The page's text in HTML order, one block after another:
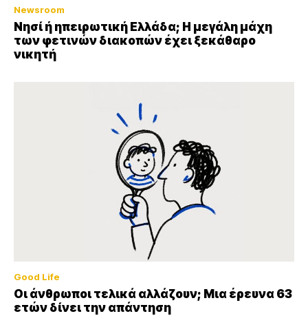
Newsroom
Νησί ή ηπειρωτική Ελλάδα; Η μεγάλη μάχη
των φετινών διακοπών έχει ξεκάθαρο
νικητή
Good Life
Οι άνθρωποι τελικά αλλάζουν; Μια έρευνα 63
ετών δίνει την απάντηση